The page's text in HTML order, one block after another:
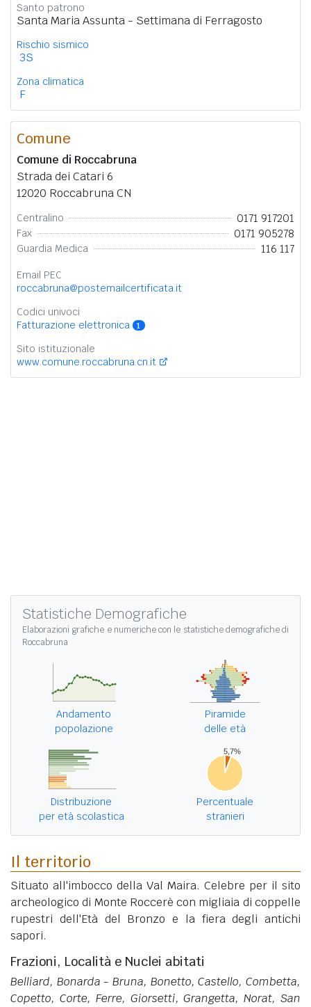
Santo patrono
Santa Maria Assunta - Settimana di Ferragosto
Rischio sismico
3S
Zona climatica
F
Comune
Comune di Roccabruna
Strada dei Catari 6
12020 Roccabruna CN
Centralino 0171 917201
Fax 0171 905278
Guardia Medica 116 117
Email PEC
roccabruna@postemailcertificata.it
Codici univoci
Fatturazione elettronica
1
Sito istituzionale
www.comune.roccabruna.cn.it
Statistiche Demografiche
Elaborazioni grafiche e numeriche con le statistiche demografiche di
Roccabruna
Andamento
popolazione
Piramide
delle età
Distribuzione
per età scolastica
Percentuale
stranieri
Il territorio
Situato all'imbocco della Val Maira. Celebre per il sito
archeologico di Monte Roccerè con migliaia di coppelle
rupestri dell'Età del Bronzo e la fiera degli antichi
sapori.
Frazioni, Località e Nuclei abitati
Belliard, Bonarda - Bruna, Bonetto, Castello, Combetta,
Copetto, Corte, Ferre, Giorsetti, Grangetta, Norat, San